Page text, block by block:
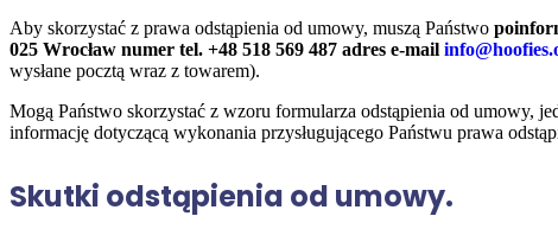
Aby skorzystać z prawa odstąpienia od umowy, muszą Państwo
025 Wrocław numer tel. +48 518 569 487 adres e-mail
wysłane pocztą wraz z towarem).
Mogą Państwo skorzystać z wzoru formularza odstąpienia od umowy,
informację dotyczącą wykonania przysługującego Państwu prawa
Skutki odstąpienia od umowy.